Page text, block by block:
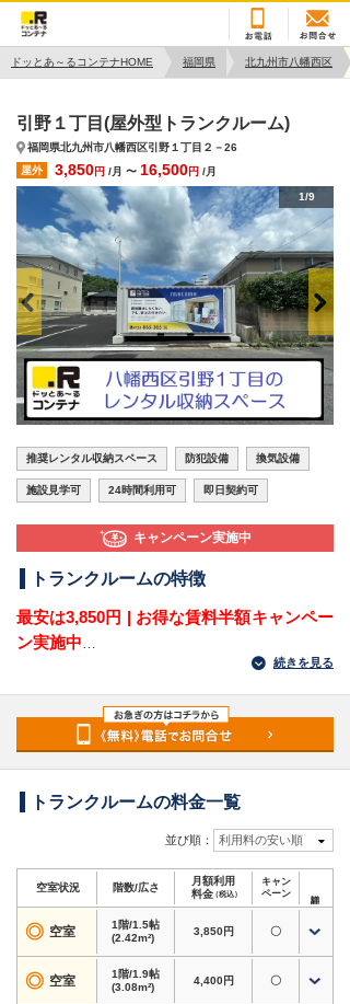
ドッとあ～るコンテナHOME 福岡県 北九州市八幡西区
引野１丁目(屋外型トランクルーム)
福岡県北九州市八幡西区引野１丁目２－26
屋外
3,850円 /月 〜 16,500円 /月
1/9
推奨レンタル収納スペース 防犯設備 換気設備
施設見学可 24時間利用可 即日契約可
キャンペーン実施中
トランクルームの特徴
最安は3,850円 | お得な賃料半額キャンペー
ン実施中
トランクルームです。引野口交差点からすぐ、道
永公園の近くにあり、引野・割子川・別当町・穴
生方面から荷物を運びやすい立地です。八幡西区
で自宅外の収納場所やレンタル倉庫を探している
方におすすめです。
1.5帖から8.3帖までサイズがあり、衣類や季節用
す。24時間出し入れできるため、普段使わない荷
物を自宅の外に分けて置きたい方にも向いていま
す。
対応用途・設備
・衣類・季節用品・家電・趣味道具など、自宅の
続きを見る
トランクルームの料金一覧
並び順： 利用料の安い順
空室状況 階数/広さ
月額利用
料金（税込）
キャン
ペーン
◎ 空室
1階/1.5帖
(2.42m²)
3,850円 〇
◎ 空室
1階/1.9帖
(3.08m²)
4,400円 〇